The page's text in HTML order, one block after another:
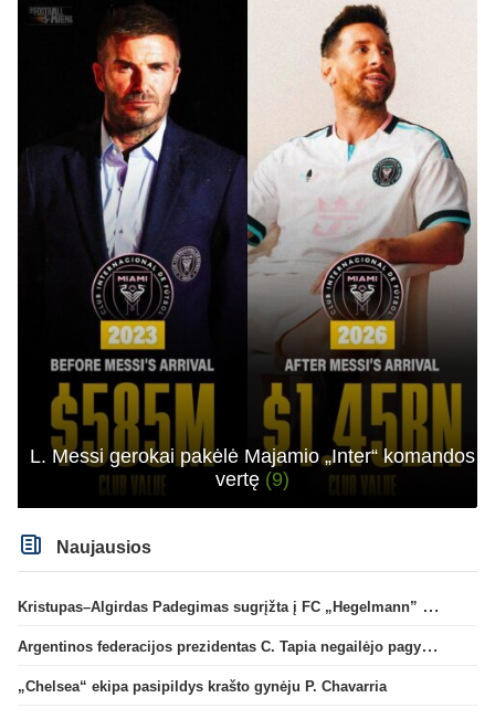
L. Messi gerokai pakėlė Majamio „Inter“ komandos
vertę (9)
Naujausios
Kristupas–Algirdas Padegimas sugrįžta į FC „Hegelmann” B sudėtį
Argentinos federacijos prezidentas C. Tapia negailėjo pagyrų G. Infantino
„Chelsea“ ekipa pasipildys krašto gynėju P. Chavarria